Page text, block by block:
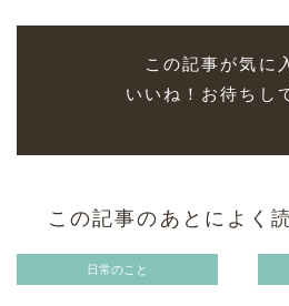
この記事が気に
いいね！お待ちし
この記事のあとによく
日常のこと